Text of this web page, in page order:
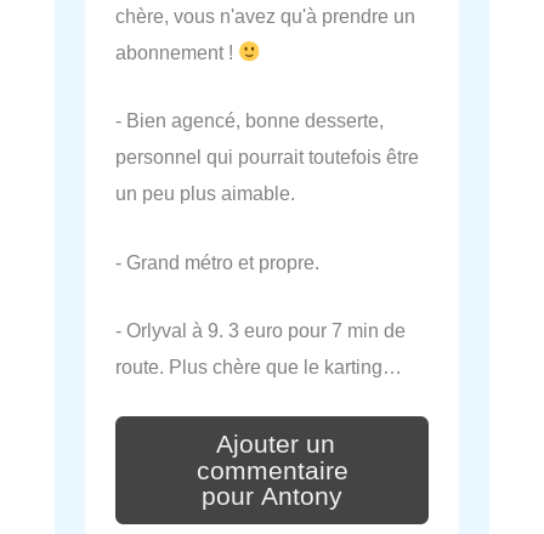
chère, vous n'avez qu'à prendre un
abonnement !
- Bien agencé, bonne desserte,
personnel qui pourrait toutefois être
un peu plus aimable.
- Grand métro et propre.
- Orlyval à 9. 3 euro pour 7 min de
route. Plus chère que le karting…
Ajouter un
commentaire
pour Antony